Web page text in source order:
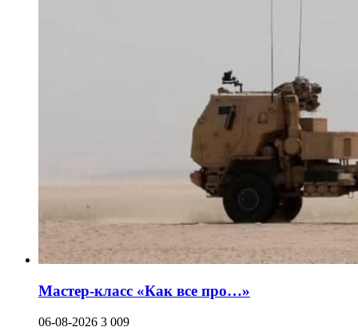
Мастер-класс «Как все про…»
06-08-2026 3 009